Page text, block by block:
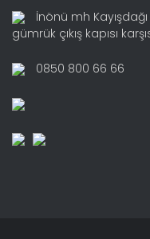
İnönü mh
gümrük çıkış kapısı
0850 800 66 66